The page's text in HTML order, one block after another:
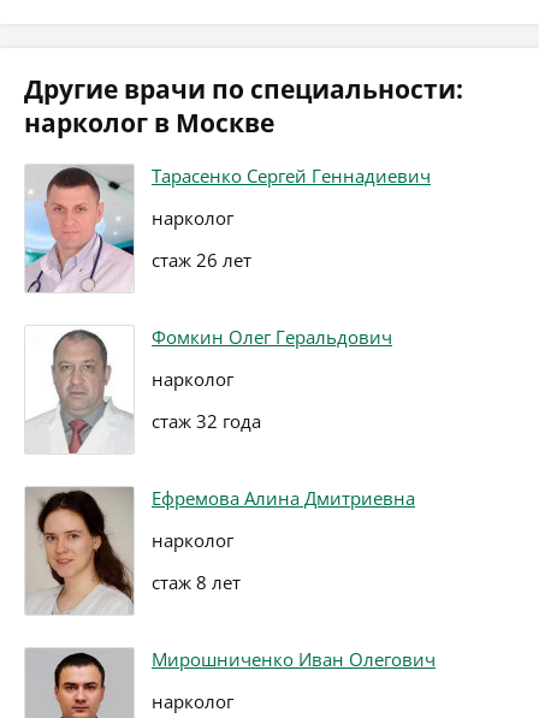
Другие врачи по специальности:
нарколог в Москве
Тарасенко Сергей Геннадиевич
нарколог
стаж 26 лет
Фомкин Олег Геральдович
нарколог
стаж 32 года
Ефремова Алина Дмитриевна
нарколог
стаж 8 лет
Мирошниченко Иван Олегович
нарколог